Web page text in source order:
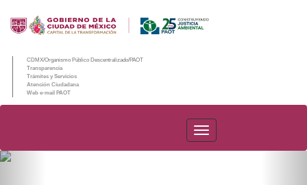
CDMX/Organismo Público Descentralizado/PAOT
Transparencia
Trámites y Servicios
Atención Ciudadana
Web e-mail PAOT
PAOT